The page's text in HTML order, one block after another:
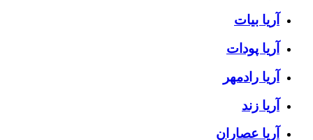
آریا بیات
آریا پودات
آریا رادمهر
آریا زند
آریا عصاران